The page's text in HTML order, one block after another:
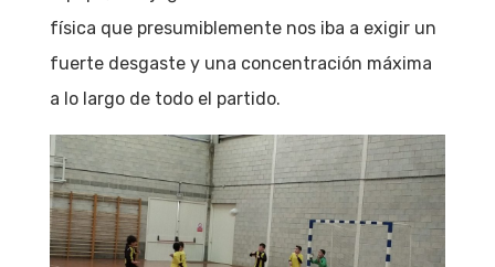
física que presumiblemente nos iba a exigir un
fuerte desgaste y una concentración máxima
a lo largo de todo el partido.